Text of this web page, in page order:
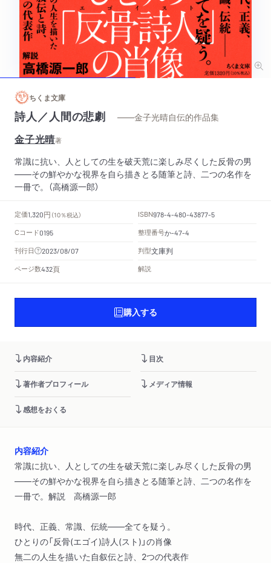
ちくま文庫
詩人／人間の悲劇——金子光晴自伝的作品集
金子光晴著
常識に抗い、人としての生を破天荒に楽しみ尽くした反骨の男
――その鮮やかな視界を自ら描きとる随筆と詩、二つの名作を
一冊で。（高橋源一郎）
定価1,320円 （10％税込） ISBN978-4-480-43877-5
Cコード0195 整理番号か-47-4
刊行日 2023/08/07 判型文庫判
ページ数432頁 解説
購入する
内容紹介 目次
著作者プロフィール メディア情報
感想をおくる
内容紹介
常識に抗い、人としての生を破天荒に楽しみ尽くした反骨の男
――その鮮やかな視界を自ら描きとる随筆と詩、二つの名作を
一冊で。解説 高橋源一郎
時代、正義、常識、伝統――全てを疑う。
ひとりの「反骨(エゴイ)詩人(スト)」の肖像
無二の人生を描いた自叙伝と詩、2つの代表作